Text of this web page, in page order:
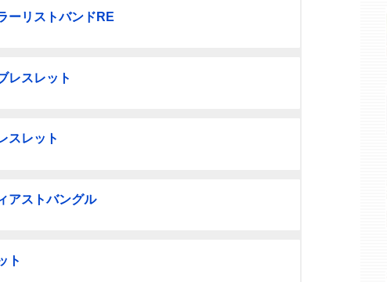
ーリストバンドRE
レスレット
スレット
アストバングル
ト